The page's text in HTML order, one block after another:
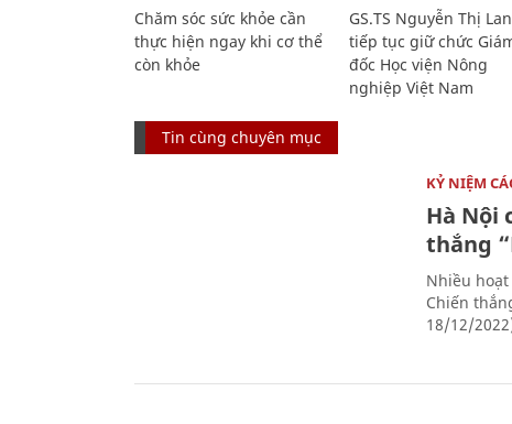
Chăm sóc sức khỏe cần
thực hiện ngay khi cơ thể
còn khỏe
GS.TS Nguyễn Thị Lan
tiếp tục giữ chức
đốc Học viện Nông
nghiệp Việt Nam
Tin cùng chuyên mục
KỶ NIỆM
Hà Nội
thắng
Nhiều
Chiến
18/12/